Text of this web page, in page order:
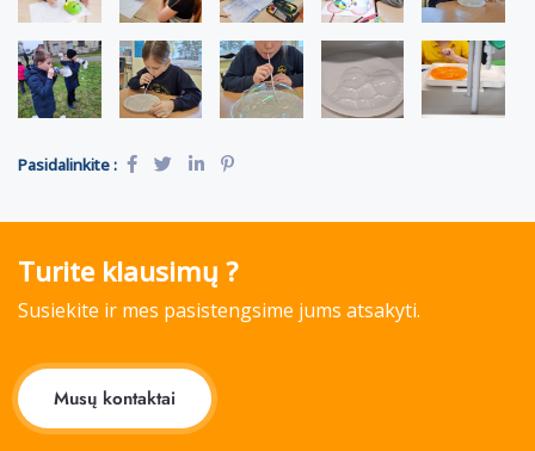
Pasidalinkite :
Turite klausimų ?
Susiekite ir mes pasistengsime jums atsakyti.
Musų kontaktai